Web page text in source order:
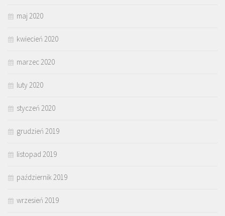
maj 2020
kwiecień 2020
marzec 2020
luty 2020
styczeń 2020
grudzień 2019
listopad 2019
październik 2019
wrzesień 2019